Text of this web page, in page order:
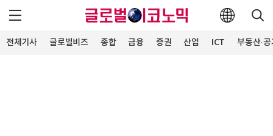
전체기사 글로벌비즈 종합 금융 증권 산업 ICT 부동산·